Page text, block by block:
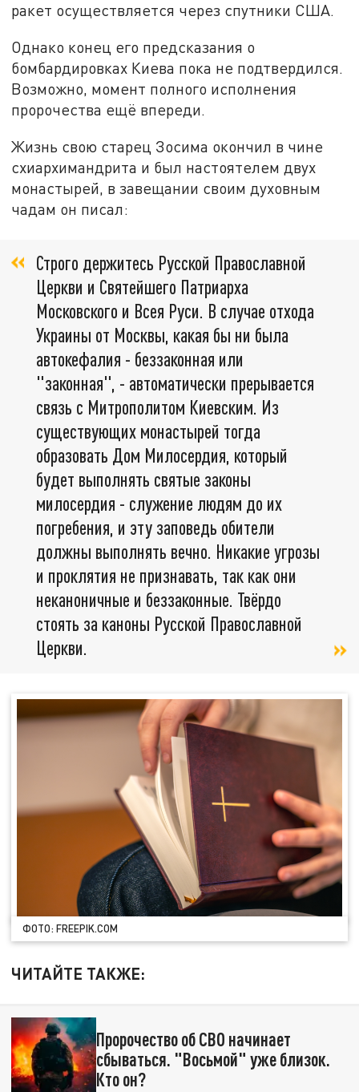
ракет осуществляется через спутники США.
Однако конец его предсказания о
бомбардировках Киева пока не подтвердился.
Возможно, момент полного исполнения
пророчества ещё впереди.
Жизнь свою старец Зосима окончил в чине
схиархимандрита и был настоятелем двух
монастырей, в завещании своим духовным
чадам он писал:
Строго держитесь Русской Православной
Церкви и Святейшего Патриарха
Московского и Всея Руси. В случае отхода
Украины от Москвы, какая бы ни была
автокефалия - беззаконная или
"законная", - автоматически прерывается
связь с Митрополитом Киевским. Из
существующих монастырей тогда
образовать Дом Милосердия, который
будет выполнять святые законы
милосердия - служение людям до их
погребения, и эту заповедь обители
должны выполнять вечно. Никакие угрозы
и проклятия не признавать, так как они
неканоничные и беззаконные. Твёрдо
стоять за каноны Русской Православной
Церкви.
ФОТО: FREEPIK.COM
ЧИТАЙТЕ ТАКЖЕ:
Пророчество об СВО начинает
сбываться. "Восьмой" уже близок.
Кто он?